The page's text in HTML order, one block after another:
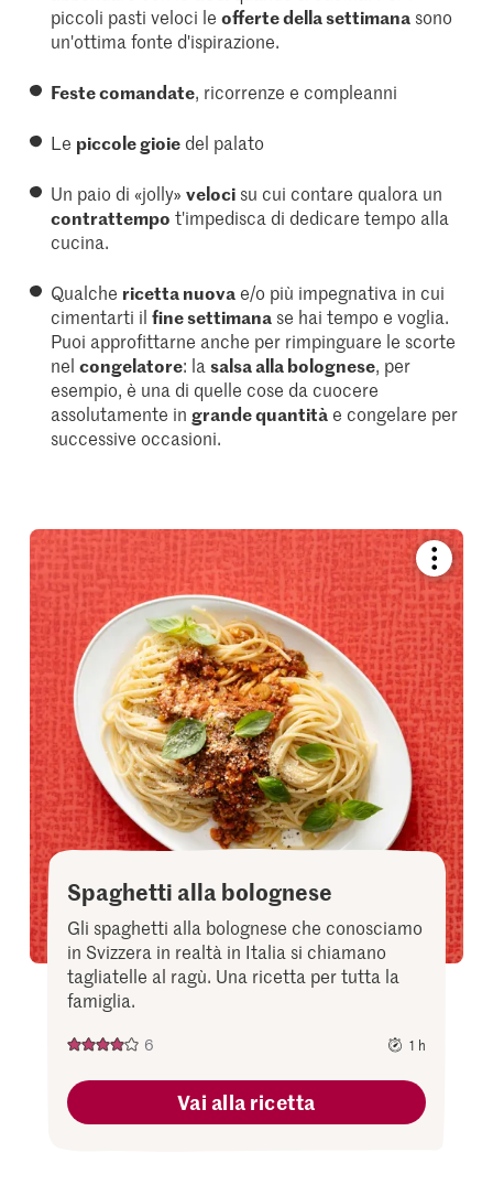
piccoli pasti veloci leofferte della settimana sono
un'ottima fonte d'ispirazione.
Feste comandate, ricorrenze e compleanni
Le piccole gioie del palato
Un paio di «jolly»veloci su cui contare qualora un
contrattempo t'impedisca di dedicare tempo alla
cucina.
Qualche ricetta nuovae/o più impegnativa in cui
cimentarti ilfine settimana se hai tempo e voglia.
Puoi approfittarne anche per rimpinguare le scorte
nelcongelatore: lasalsa alla bolognese, per
esempio, è una di quelle cose da cuocere
assolutamente ingrande quantitàe congelare per
successive occasioni.
recipe
or
add
it
to
your
Spaghetti alla bolognese
Gli spaghetti alla bolognese che conosciamo
in Svizzera in realtà in Italia si chiamano
tagliatelle al ragù. Una ricetta per tutta la
famiglia.
6 1 h
Vai alla ricetta